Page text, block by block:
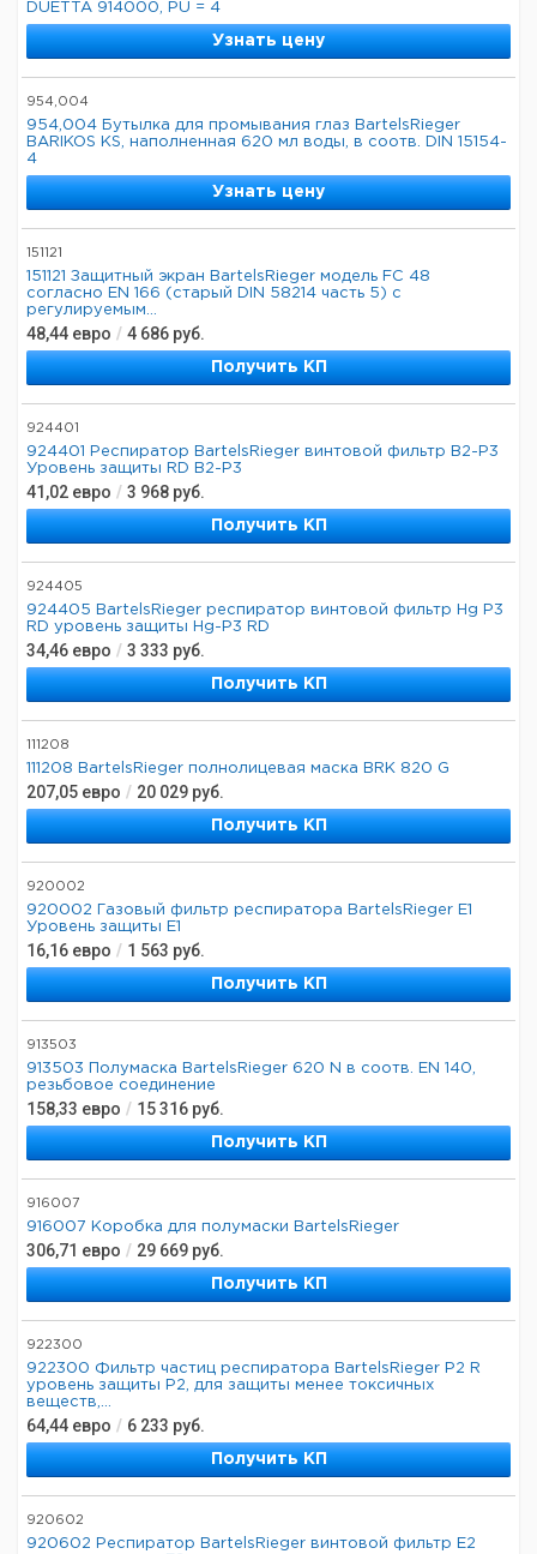
DUETTA 914000, PU = 4
Узнать цену
954,004
954,004 Бутылка для промывания глаз BartelsRieger
BARIKOS KS, наполненная 620 мл воды, в соотв. DIN 15154-
4
Узнать цену
151121
151121 Защитный экран BartelsRieger модель FC 48
согласно EN 166 (старый DIN 58214 часть 5) с
регулируемым...
48,44 евро / 4 686 руб.
Получить КП
924401
924401 Респиратор BartelsRieger винтовой фильтр B2-P3
Уровень защиты RD B2-P3
41,02 евро / 3 968 руб.
Получить КП
924405
924405 BartelsRieger респиратор винтовой фильтр Hg P3
RD уровень защиты Hg-P3 RD
34,46 евро / 3 333 руб.
Получить КП
111208
111208 BartelsRieger полнолицевая маска BRK 820 G
207,05 евро / 20 029 руб.
Получить КП
920002
920002 Газовый фильтр респиратора BartelsRieger E1
Уровень защиты E1
16,16 евро / 1 563 руб.
Получить КП
913503
913503 Полумаска BartelsRieger 620 N в соотв. EN 140,
резьбовое соединение
158,33 евро / 15 316 руб.
Получить КП
916007
916007 Коробка для полумаски BartelsRieger
306,71 евро / 29 669 руб.
Получить КП
922300
922300 Фильтр частиц респиратора BartelsRieger P2 R
уровень защиты P2, для защиты менее токсичных
веществ,...
64,44 евро / 6 233 руб.
Получить КП
920602
920602 Респиратор BartelsRieger винтовой фильтр E2